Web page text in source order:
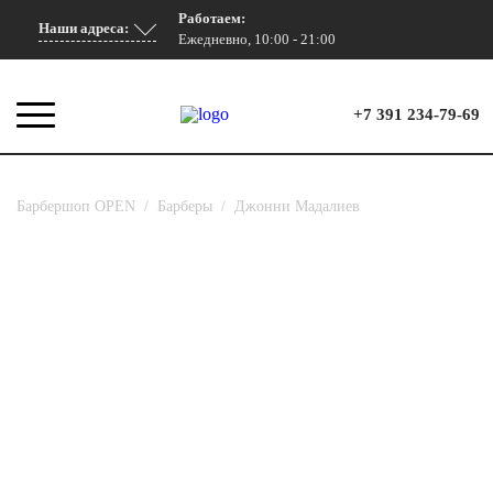
Наши адреса:
Работаем:
Ежедневно, 10:00 - 21:00
+7 391 234-79-69
Барбершоп OPEN / Барберы / Джонни Мадалиев